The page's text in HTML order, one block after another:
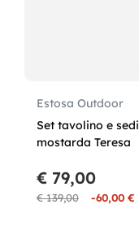
Estosa Outdoor
Set tavolino e
mostarda Teresa
€ 139,00 -60,00 €
€ 79,00